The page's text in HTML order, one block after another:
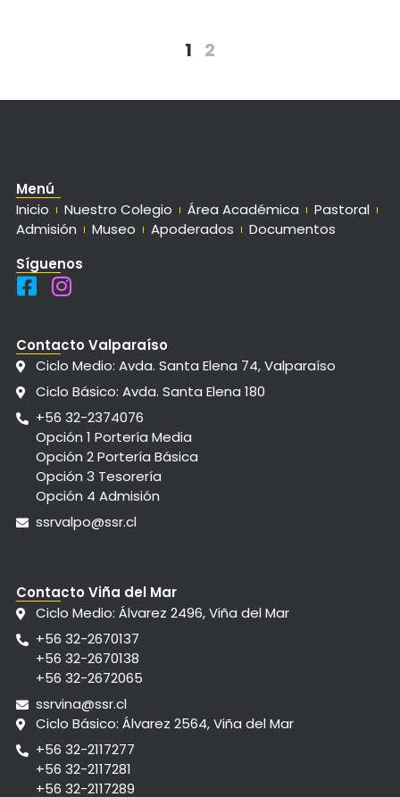
1 2
Menú
Inicio
Nuestro Colegio Área Académica
Pastoral
Admisión
Museo Apoderados
Documentos
Síguenos
Contacto Valparaíso
Ciclo Medio: Avda. Santa Elena 74, Valparaíso
Ciclo Básico: Avda. Santa Elena 180
+56 32-2374076
Opción 1 Portería Media
Opción 2 Portería Básica
Opción 3 Tesorería
Opción 4 Admisión
ssrvalpo@ssr.cl
Contacto Viña del Mar
Ciclo Medio: Álvarez 2496, Viña del Mar
+56 32-2670137
+56 32-2670138
+56 32-2672065
ssrvina@ssr.cl
Ciclo Básico: Álvarez 2564, Viña del Mar
+56 32-2117277
+56 32-2117281
+56 32-2117289